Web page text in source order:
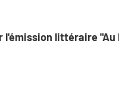
littéraire "Au